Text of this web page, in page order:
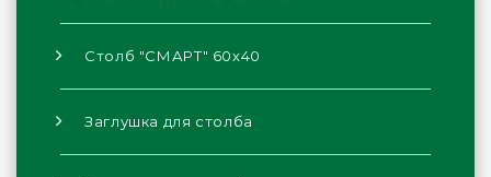
Столб "СМАРТ" 60х40
Заглушка для столба